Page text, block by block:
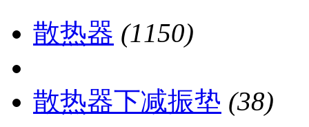
散热器 (1150)
散热器下减振垫 (38)